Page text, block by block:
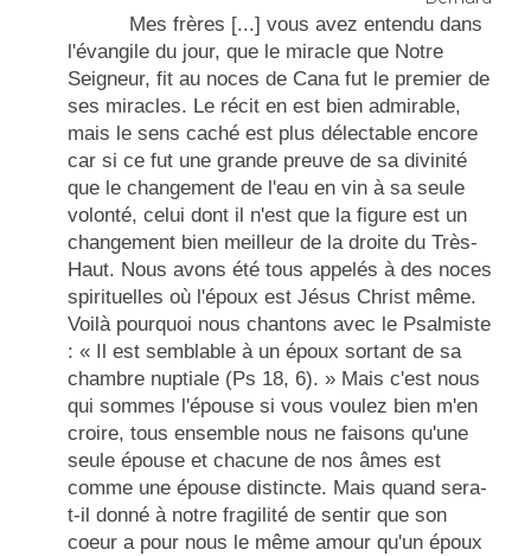
Mes frères [...] vous avez entendu dans
l'évangile du jour, que le miracle que Notre
Seigneur, fit au noces de Cana fut le premier de
ses miracles. Le récit en est bien admirable,
mais le sens caché est plus délectable encore
car si ce fut une grande preuve de sa divinité
que le changement de l'eau en vin à sa seule
volonté, celui dont il n'est que la figure est un
changement bien meilleur de la droite du Très-
Haut. Nous avons été tous appelés à des noces
spirituelles où l'époux est Jésus Christ même.
Voilà pourquoi nous chantons avec le Psalmiste
: « Il est semblable à un époux sortant de sa
chambre nuptiale (Ps 18, 6). » Mais c'est nous
qui sommes l'épouse si vous voulez bien m'en
croire, tous ensemble nous ne faisons qu'une
seule épouse et chacune de nos âmes est
comme une épouse distincte. Mais quand sera-
t-il donné à notre fragilité de sentir que son
coeur a pour nous le même amour qu'un époux